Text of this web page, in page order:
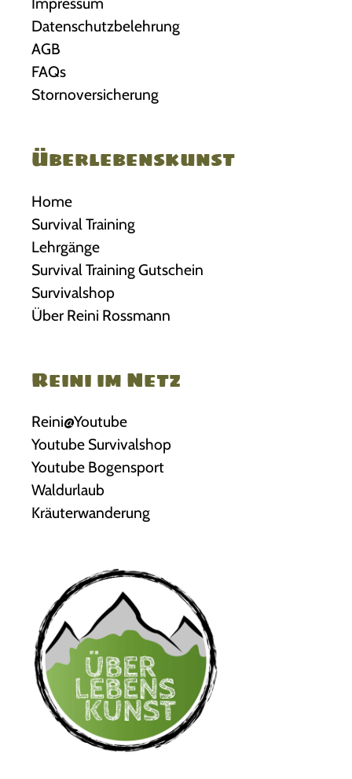
Datenschutzbelehrung
AGB
FAQs
Stornoversicherung
Überlebenskunst
Home
Survival Training
Lehrgänge
Survival Training Gutschein
Survivalshop
Über Reini Rossmann
Reini im Netz
Reini@Youtube
Youtube Survivalshop
Youtube Bogensport
Waldurlaub
Kräuterwanderung